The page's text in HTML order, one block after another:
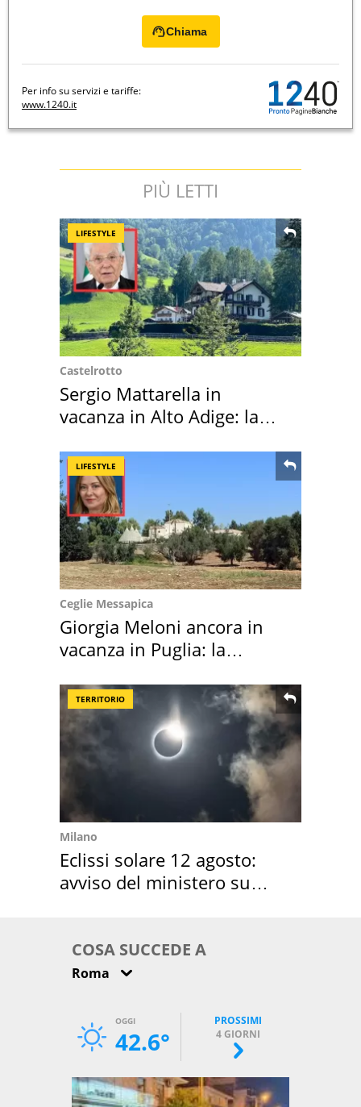
Chiama
Per info su servizi e tariffe:
www.1240.it
PIÙ LETTI
LIFESTYLE
Castelrotto
Sergio Mattarella in
vacanza in Alto Adige: la
LIFESTYLE
Ceglie Messapica
Giorgia Meloni ancora in
vacanza in Puglia: la
TERRITORIO
Milano
Eclissi solare 12 agosto:
avviso del ministero su